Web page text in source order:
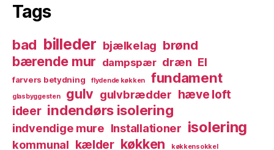
Tags
bad billeder bjælkelag brønd
bærende mur dampspær dræn El
farvers betydning flydende køkken fundament
glasbyggesten gulv gulvbrædder hæve loft
ideer indendørs isolering
indvendige mure Installationer isolering
kommunal kælder køkken køkkensokkel